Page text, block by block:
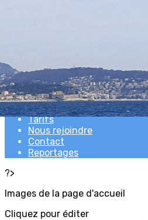
Menu
<
>
Bienvenue
Tarifs
Nous rejoindre
Contact
Reportages
?>
Images de la page d'accueil
Cliquez pour éditer